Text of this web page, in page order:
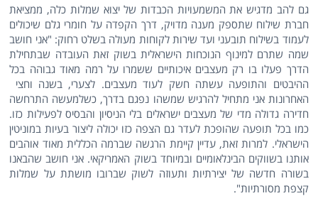
גם להב מדגיש את המשמעויות הכבדות של יצוא שמלות כלה, ממציאת
חברת שילוח שתספק מענה מדויק, דרך הקפדה על חומרי גלם שיכולים
לעמוד בשילוח תובעני ועד שירות לקוחות מעולה בשלט רחוק: "אני חושב
שמה שתרם למינוף הנוכחות הישראלית בשוק זאת העובדה שבתחילת
הדרך פעלו בו רק מעצבים איכותיים ששמרו על רמה מאוד גבוהה בכל
ההיבטים והתופעה עשתה חשק לעוד מעצבים. לצערי, בשנה וחצי
האחרונות אני מתחיל להרגיש שמשהו נפגם בדרך, כשלמעשה התרחשה
חדירה גדולה מדי של מעצבים ישראלים בלי הניסיון והבסיס לפעילות כזו.
כמו בכל תופעה שהופכת לעדר גם הצפה כזו יכולה ליצור בעיות במוניטין
הישראלי. למרות זאת, עדיין קיימת הרגשה שברמה הכללית מאוד אוהבים
אותנו בשווקים הבינלאומיים ובמיוחד בשוק האמריקאי. אני חושב שהבאנו
בשורה חדשה של יצירתיות ותעוזה לשוק שברובו מושתת על שמלות
קצפת מסורתיות".